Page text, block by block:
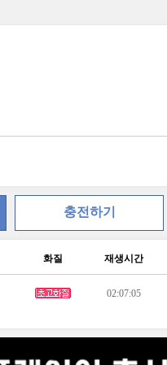
충전하기
화질 재생시간
02:07:05